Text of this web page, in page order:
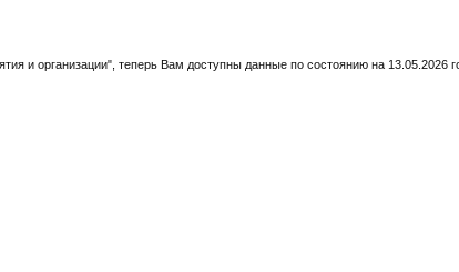
и организации", теперь Вам доступны данные по состоянию на 13.05.2026